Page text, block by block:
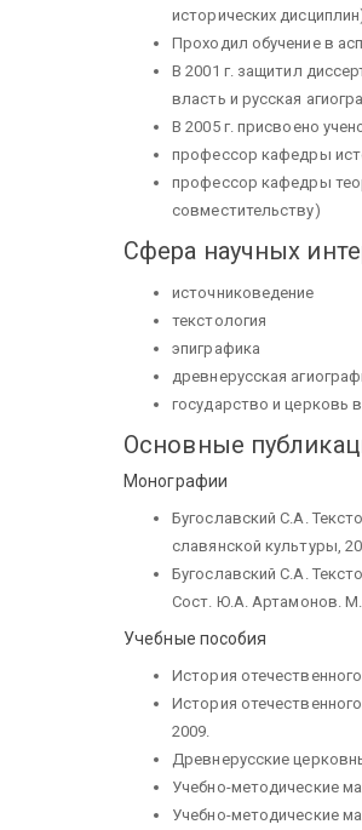
исторических
Проходил обучение в
В 2001 г. защитил
власть и русская
В 2005 г. присвоено
профессор кафедры
профессор кафедры
совместительству)
Сфера научных
источниковедение
текстология
эпиграфика
древнерусская
государство и церковь
Основные
Монографии
Бугославский С.А.
славянской культуры,
Бугославский С.А.
Сост. Ю.А. Артамонов.
Учебные пособия
История
История
2009.
Древнерусские
Учебно-методические
Учебно-методические